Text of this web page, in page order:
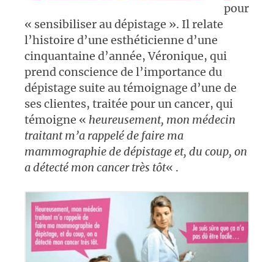
pour
« sensibiliser au dépistage ». Il relate
l’histoire d’une esthéticienne d’une
cinquantaine d’année, Véronique, qui
prend conscience de l’importance du
dépistage suite au témoignage d’une de
ses clientes, traitée pour un cancer, qui
témoigne « heureusement, mon médecin
traitant m’a rappelé de faire ma
mammographie de dépistage et, du coup, on
a détecté mon cancer très tôt« .